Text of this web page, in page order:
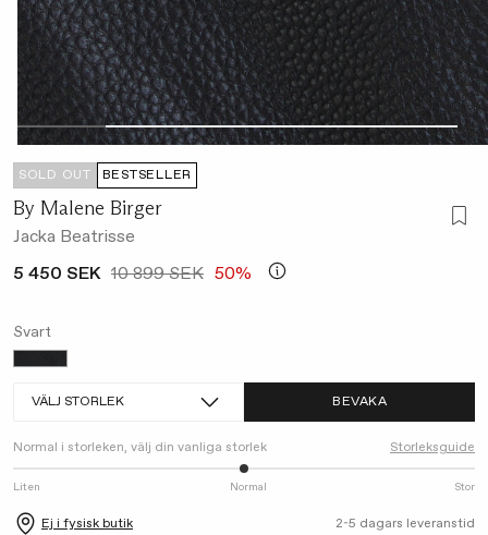
SOLD OUT BESTSELLER
By Malene Birger
Jacka Beatrisse
5 450 SEK 10 899 SEK 50%
Svart
VÄLJ STORLEK BEVAKA
Normal i storleken, välj din vanliga storlek Storleksguide
Liten Normal Stor
Ej i fysisk butik 2-5 dagars leveranstid